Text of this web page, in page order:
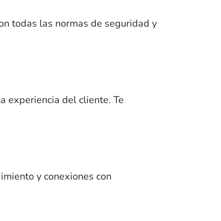
todas las normas de seguridad y
experiencia del cliente. Te
y conexiones con